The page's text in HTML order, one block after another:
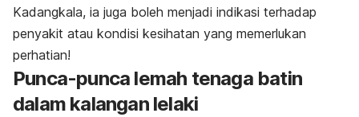
Kadangkala, ia juga boleh menjadi indikasi terhadap
penyakit atau kondisi kesihatan yang memerlukan
perhatian!
Punca-punca lemah tenaga batin
dalam kalangan lelaki